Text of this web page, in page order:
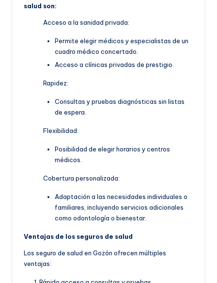
salud son:
Acceso a la sanidad privada:
Permite elegir médicos y especialistas de un
cuadro médico concertado.
Acceso a clínicas privadas de prestigio.
Rapidez:
Consultas y pruebas diagnósticas sin listas
de espera.
Flexibilidad:
Posibilidad de elegir horarios y centros
médicos.
Cobertura personalizada:
Adaptación a las necesidades individuales o
familiares, incluyendo servicios adicionales
como odontología o bienestar.
Ventajas de los seguros de salud
Los seguro de salud en Gozón ofrecen múltiples
ventajas: